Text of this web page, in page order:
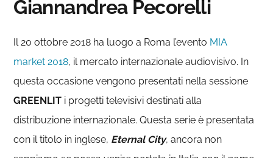
Giannandrea Pecorelli
Il 20 ottobre 2018 ha luogo a Roma l’evento MIA
market 2018, il mercato internazionale audiovisivo. In
questa occasione vengono presentati nella sessione
GREENLIT i progetti televisivi destinati alla
distribuzione internazionale. Questa serie è presentata
con il titolo in inglese, Eternal City, ancora non